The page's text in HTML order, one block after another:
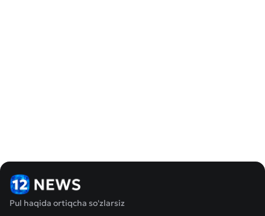
Pul haqida ortiqcha so'zlarsiz